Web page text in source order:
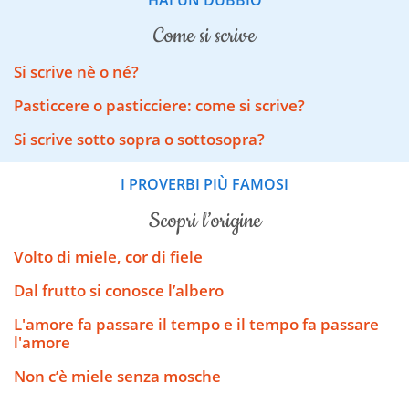
come si scrive
Si scrive nè o né?
Pasticcere o pasticciere: come si scrive?
Si scrive sotto sopra o sottosopra?
I PROVERBI PIÙ FAMOSI
scopri l’origine
Volto di miele, cor di fiele
Dal frutto si conosce l’albero
L'amore fa passare il tempo e il tempo fa passare
l'amore
Non c’è miele senza mosche